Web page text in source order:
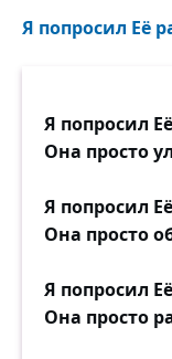
Я попросил Её
Я попросил
Она просто
Я попросил
Она просто
Я попросил
Она просто